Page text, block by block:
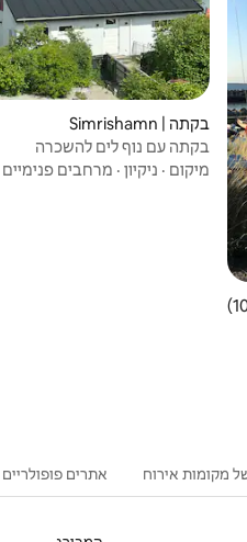
ביקורות
בקתה | Simrishamn
בקתה עם נוף לים להשכרה
מיקום · ניקיון · מרחבים פנימיים
מקומות אירוח אתרים